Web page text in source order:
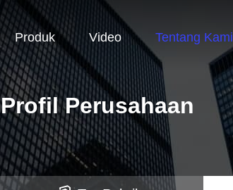
Produk Video Tentang Kami
Profil Perusahaan